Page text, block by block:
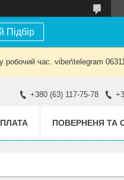
Підбір
робочий час. viber\telegram
+380 (63) 117-75-78
ПОВЕРНЕНЯ ТА